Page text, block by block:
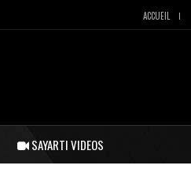
ACCUEIL
SAYARTI VIDEOS